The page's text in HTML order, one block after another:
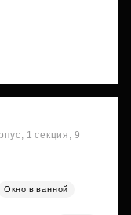
1 секция, 9
Окно в ванной